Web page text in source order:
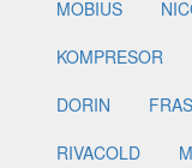
MOBIUS
KOMPRESOR
DORIN
RIVACOLD